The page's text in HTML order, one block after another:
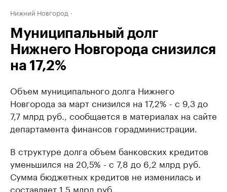
Нижний Новгород
Муниципальный долг
Нижнего Новгорода снизился
на 17,2%
Объем муниципального долга Нижнего
Новгорода за март снизился на 17,2% - с 9,3 до
7,7 млрд руб., сообщается в материалах на сайте
департамента финансов горадминистрации.
В структуре долга объем банковских кредитов
уменьшился на 20,5% - с 7,8 до 6,2 млрд руб.
Сумма бюджетных кредитов не изменилась и
составляет 1,5 млрд руб.